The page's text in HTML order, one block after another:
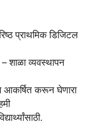
प्राथमिक डिजिटल
– शाळा व्यवस्थापन
आकर्षित करून घेणारा